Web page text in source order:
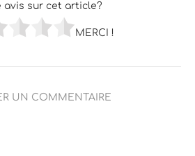
avis sur cet article?
MERCI !
UN COMMENTAIRE